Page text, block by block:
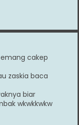
cakep
zaskia baca
biar
wkwkkwkw